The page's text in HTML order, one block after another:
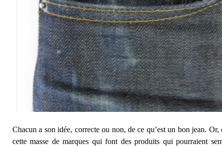
Chacun a son idée, correcte ou non, de ce qu’est un bon jean. Or,
cette masse de marques qui font des produits qui pourraient